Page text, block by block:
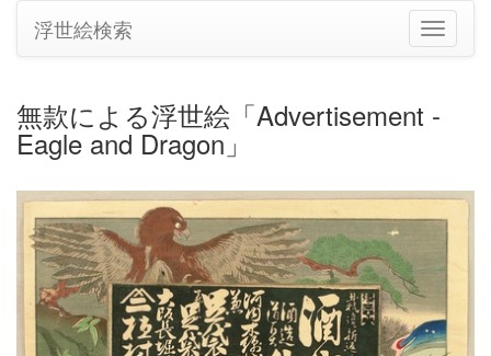
ナ
ビ
シ
切
り
え
浮世絵検索
無款による浮世絵「Advertisement -
Eagle and Dragon」